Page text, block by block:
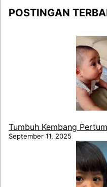
POSTINGAN
Tumbuh Kembang
September 11, 2025